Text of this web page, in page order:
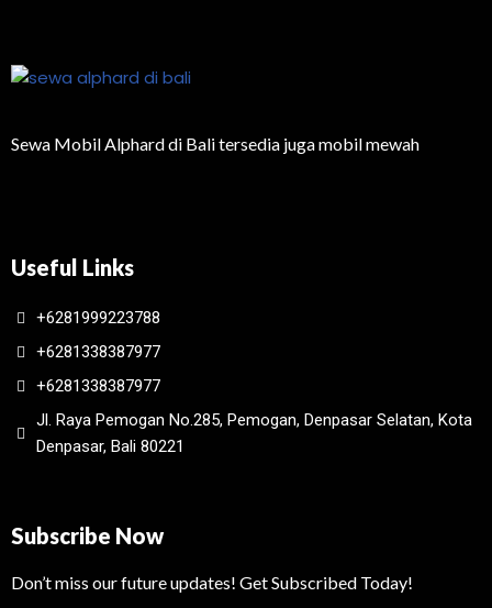
Sewa Mobil Alphard di Bali tersedia juga mobil mewah
Useful Links
+6281999223788
+6281338387977
+6281338387977
Jl. Raya Pemogan No.285, Pemogan, Denpasar Selatan, Kota
Denpasar, Bali 80221
Subscribe Now
Don’t miss our future updates! Get Subscribed Today!